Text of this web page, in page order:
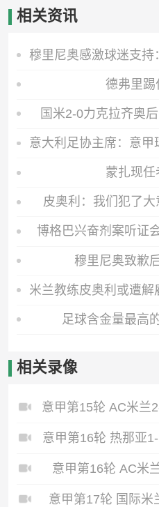
相关资讯
德弗里踢
国米2-0力克拉齐奥
蒙扎现任
皮奥利：我们犯了
博格巴兴奋剂案听证
穆里尼奥致歉
足球含金量最高
相关录像
意甲第16轮 热那亚
意甲第16轮 AC米
意甲第17轮 国际米